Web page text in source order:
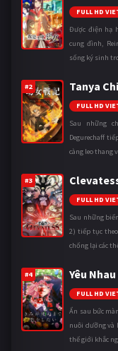
FULL HD
Được điện hạ
cung đình,
sống ký sinh
#2 Tanya
FULL HD
Sau những
Degurechaff
càng leo thang
#3
FULL HD
Sau những
2) tiếp tục
chống lại các
#4 Yêu
FULL HD
Ẩn sau bức
nuôi dưỡng và
thế giới khắc